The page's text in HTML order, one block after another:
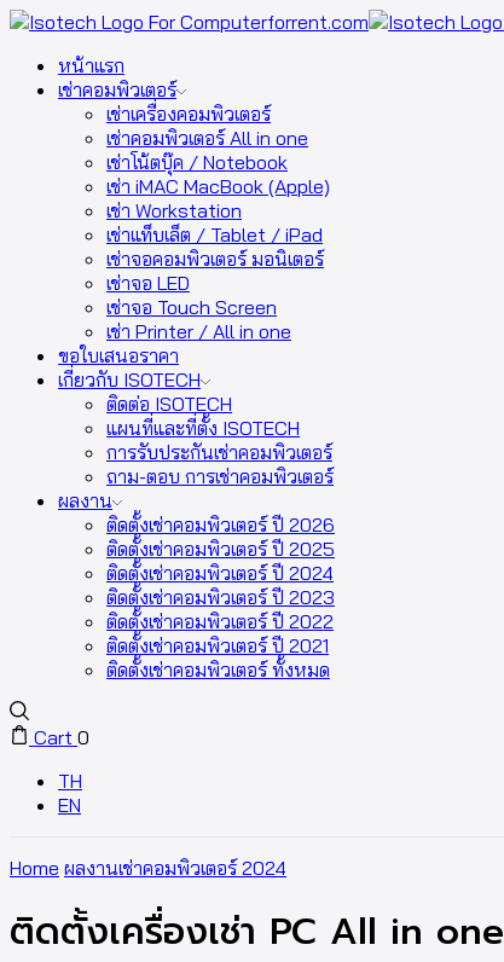
หน้าแรก
เช่าคอมพิวเตอร์
เช่าเครื่องคอมพิวเตอร์
เช่าคอมพิวเตอร์ All in one
เช่าโน้ตบุ๊ค / Notebook
เช่า iMAC MacBook (Apple)
เช่า Workstation
เช่าแท็บเล็ต / Tablet / iPad
เช่าจอคอมพิวเตอร์ มอนิเตอร์
เช่าจอ LED
เช่าจอ Touch Screen
เช่า Printer / All in one
ขอใบเสนอราคา
เกี่ยวกับ ISOTECH
ติดต่อ ISOTECH
แผนที่และที่ตั้ง ISOTECH
การรับประกันเช่าคอมพิวเตอร์
ถาม-ตอบ การเช่าคอมพิวเตอร์
ผลงาน
ติดตั้งเช่าคอมพิวเตอร์ ปี 2026
ติดตั้งเช่าคอมพิวเตอร์ ปี 2025
ติดตั้งเช่าคอมพิวเตอร์ ปี 2024
ติดตั้งเช่าคอมพิวเตอร์ ปี 2023
ติดตั้งเช่าคอมพิวเตอร์ ปี 2022
ติดตั้งเช่าคอมพิวเตอร์ ปี 2021
ติดตั้งเช่าคอมพิวเตอร์ ทั้งหมด
Cart 0
TH
EN
Home ผลงานเช่าคอมพิวเตอร์ 2024
ติดตั้งเครื่องเช่า PC All in one